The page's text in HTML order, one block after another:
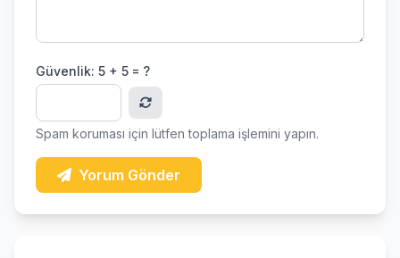
Güvenlik: 5 + 5 = ?
Spam koruması için lütfen toplama işlemini yapın.
Yorum Gönder